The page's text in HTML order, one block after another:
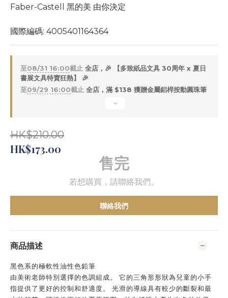
Faber-Castell 黑的美 由你決定
國際編碼: 4005401164364
至08/31 16:00截止 全店，🎉 【多致紙品文具 30周年 x 夏日
書展文具特賣狂熱】 🎉
至09/29 16:00截止 全店，滿 $138 獲贈金屬鋁桿按動圓珠筆
HK$210.00
HK$173.00
售完
若想購買，請聯絡我們。
聯絡我們
商品描述
黑色系的極軟性油性色鉛筆
由美術老師特別選擇的色調組成。 它的三角形形狀為兒童的小手
指提供了更好的控制和舒適度。 光滑的導線具有較少的斷裂和最